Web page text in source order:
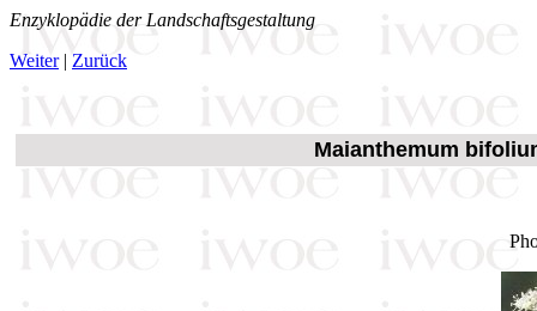
Enzyklopädie der Landschaftsgestaltung
Weiter| Zurück
Maianthemum